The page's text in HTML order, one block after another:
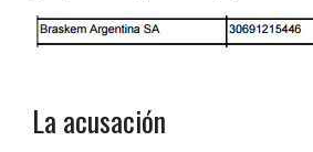
La acusación